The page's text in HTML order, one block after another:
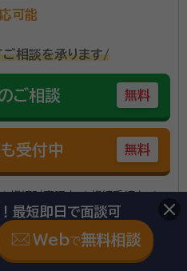
可能
ご相談を承ります/
ご相談 無料
受付中 無料
相続財産調査 / 相続手続き /
調査
最短即日で面談可
Webで無料相談